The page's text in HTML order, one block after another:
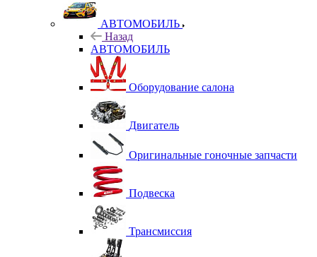
АВТОМОБИЛЬ
Назад
АВТОМОБИЛЬ
Оборудование салона
Двигатель
Оригинальные гоночные запчасти
Подвеска
Трансмиссия